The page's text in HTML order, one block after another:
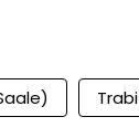
Trabi